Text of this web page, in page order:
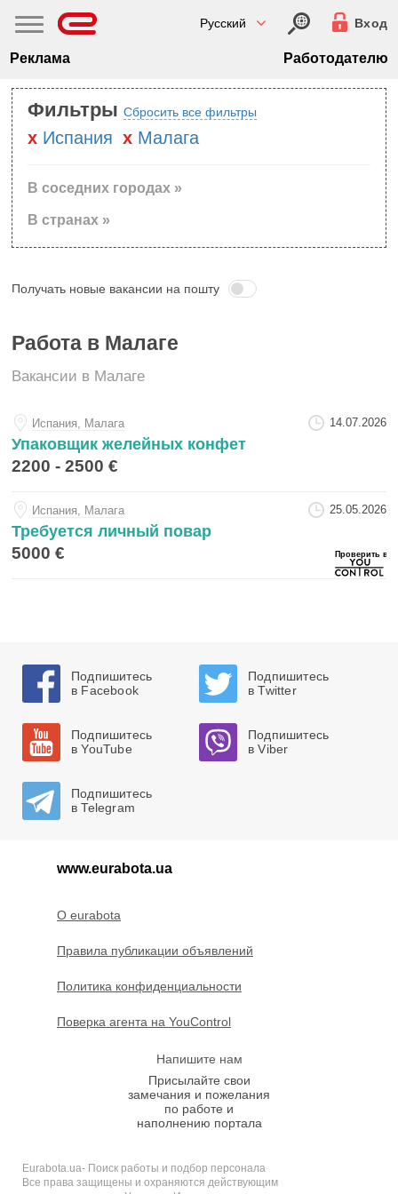
Русский Вход
Реклама Работодателю
Фильтры Сбросить все фильтры
Испания Малага
В соседних городах »
В странах »
Получать новые вакансии на пошту
Работа в Малаге
Вакансии в Малаге
Испания, Малага 14.07.2026
Упаковщик желейных конфет
2200 - 2500 €
Испания, Малага 25.05.2026
Требуется личный повар
5000 €
Подпишитесь
в Facebook
Подпишитесь
в Twitter
Подпишитесь
в YouTube
Подпишитесь
в Viber
Подпишитесь
в Telegram
www.eurabota.ua
O eurabota
Правила публикации объявлений
Политика конфиденциальности
Поверка агента на YouControl
Напишите нам
Присылайте свои
замечания и пожелания
по работе и
наполнению портала
Eurabota.ua- Поиск работы и подбор персонала
Все права защищены и охраняются действующим